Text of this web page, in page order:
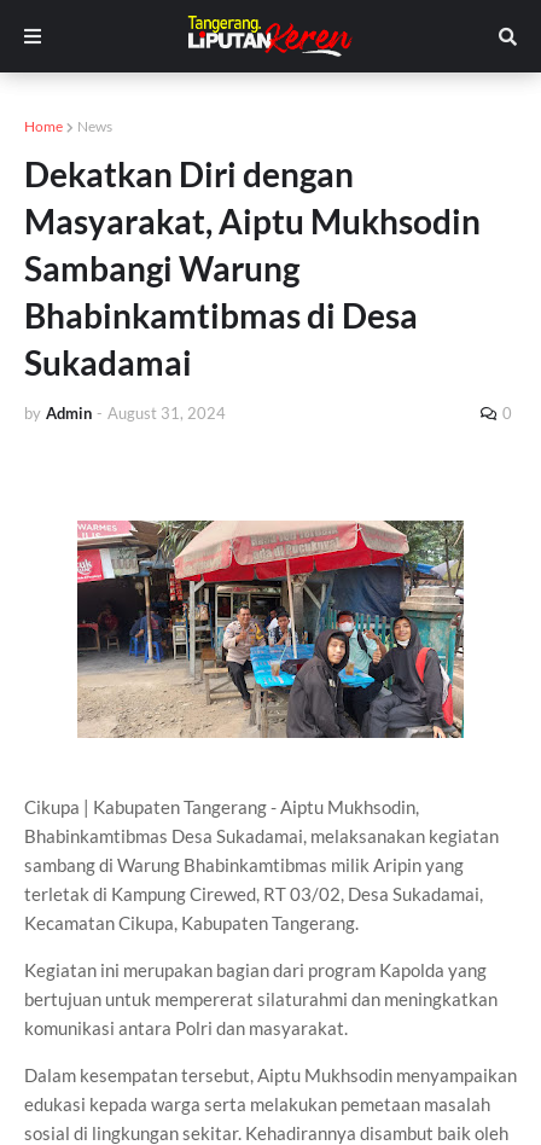
Home News
Dekatkan Diri dengan
Masyarakat, Aiptu Mukhsodin
Sambangi Warung
Bhabinkamtibmas di Desa
Sukadamai
by Admin - August 31, 2024 0
Cikupa | Kabupaten Tangerang - Aiptu Mukhsodin,
Bhabinkamtibmas Desa Sukadamai, melaksanakan kegiatan
sambang di Warung Bhabinkamtibmas milik Aripin yang
terletak di Kampung Cirewed, RT 03/02, Desa Sukadamai,
Kecamatan Cikupa, Kabupaten Tangerang.
Kegiatan ini merupakan bagian dari program Kapolda yang
bertujuan untuk mempererat silaturahmi dan meningkatkan
komunikasi antara Polri dan masyarakat.
Dalam kesempatan tersebut, Aiptu Mukhsodin menyampaikan
edukasi kepada warga serta melakukan pemetaan masalah
sosial di lingkungan sekitar. Kehadirannya disambut baik oleh